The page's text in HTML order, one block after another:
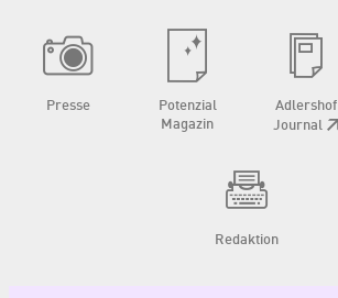
Presse
Potenzial
Magazin
Adlershof
Journal
Redaktion